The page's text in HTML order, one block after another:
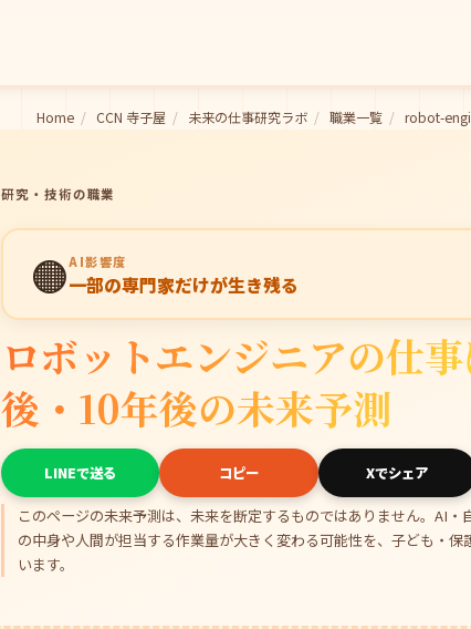
Home / CCN 寺子屋 / 未来の仕事研究ラボ / 職業一覧 / robot-
研究・技術の職業
🟠AI影響度
一部の専門家だけが生き残る
ロボットエンジニアの仕
後・10年後の未来予測
LINEで送る コピー Xでシェア
このページの未来予測は、未来を断定するものではありません。AI
の中身や人間が担当する作業量が大きく変わる可能性を、子ども・
います。